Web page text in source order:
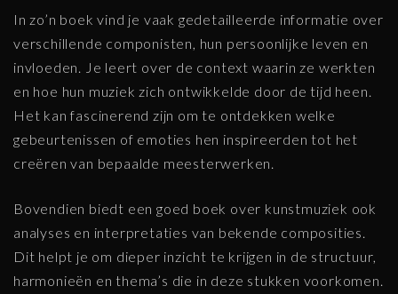
In zo’n boek vind je vaak gedetailleerde informatie over
verschillende componisten, hun persoonlijke leven en
invloeden. Je leert over de context waarin ze werkten
en hoe hun muziek zich ontwikkelde door de tijd heen.
Het kan fascinerend zijn om te ontdekken welke
gebeurtenissen of emoties hen inspireerden tot het
creëren van bepaalde meesterwerken.
Bovendien biedt een goed boek over kunstmuziek ook
analyses en interpretaties van bekende composities.
Dit helpt je om dieper inzicht te krijgen in de structuur,
harmonieën en thema’s die in deze stukken voorkomen.